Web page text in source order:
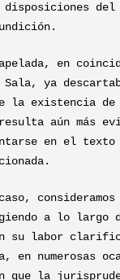
disposiciones
en
ya
la existencia
aún más
en el
consideramos
a lo largo
su labor
en numerosas
que la